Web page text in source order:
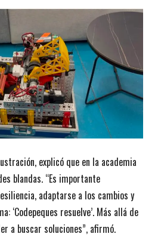
explicó que en la academia
blandas. “Es importante
adaptarse a los cambios y
‘Codepeques resuelve’. Más allá de
a buscar soluciones”, afirmó.